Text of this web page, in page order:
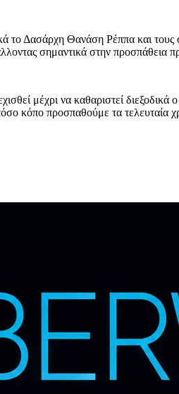
Δασάρχη Θανάση Ρέππα και τους
σημαντικά στην προσπάθεια
μέχρι να καθαριστεί
κόπο προσπαθούμε τα τελευταία